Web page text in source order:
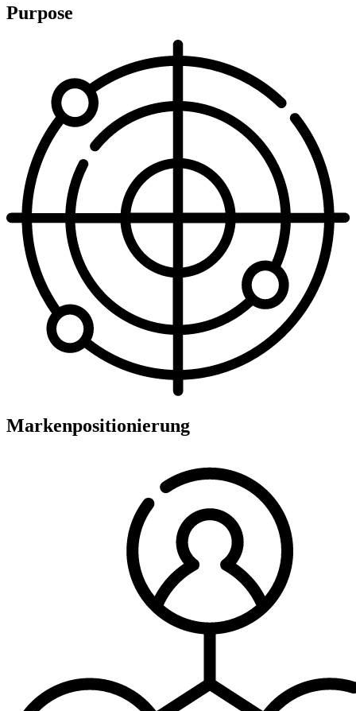
Purpose
Markenpositionierung